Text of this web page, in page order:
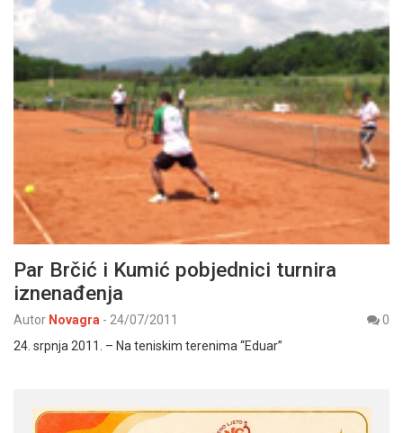
Par Brčić i Kumić pobjednici turnira
iznenađenja
Autor Novagra - 24/07/2011
0
24. srpnja 2011. – Na teniskim terenima “Eduar”